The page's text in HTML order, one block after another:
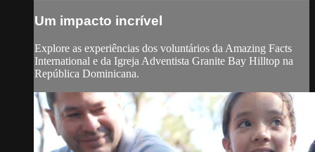
Um impacto incrível
Explore as experiências dos voluntários da Amazing Facts
International e da Igreja Adventista Granite Bay Hilltop na
República Dominicana.